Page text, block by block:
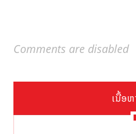
Comments are disabled
ເນື້ອຫ